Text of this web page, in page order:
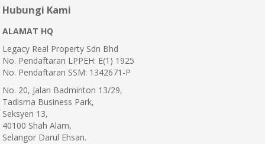
Hubungi Kami
ALAMAT HQ
Legacy Real Property Sdn Bhd
No. Pendaftaran LPPEH: E(1) 1925
No. Pendaftaran SSM: 1342671-P
No. 20, Jalan Badminton 13/29,
Tadisma Business Park,
Seksyen 13,
40100 Shah Alam,
Selangor Darul Ehsan.